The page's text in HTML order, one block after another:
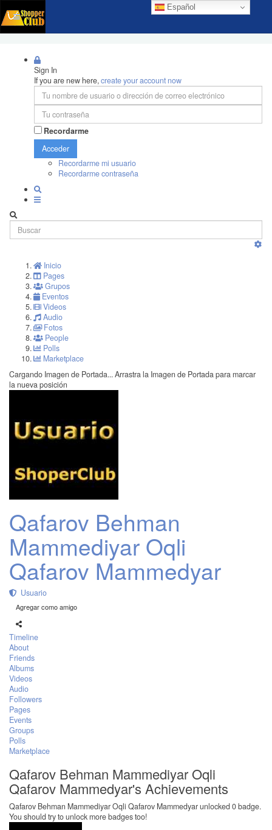
Español
Sign In
If you are new here,create your account now
Recordarme
Acceder
Recordarme mi usuario
Recordarme contraseña
Inicio
Pages
Grupos
Eventos
Videos
Audio
Fotos
People
Polls
Marketplace
Cargando Imagen de Portada... Arrastra la Imagen de Portada para marcar
la nueva posición
Qafarov Behman
Mammediyar Oqli
Qafarov Mammedyar
Usuario
Agregar como amigo
Timeline
About
Friends
Albums
Videos
Audio
Followers
Pages
Events
Groups
Polls
Marketplace
Qafarov Behman Mammediyar Oqli
Qafarov Mammedyar's Achievements
Qafarov Behman Mammediyar Oqli Qafarov Mammedyar unlocked 0 badge.
You should try to unlock more badges too!